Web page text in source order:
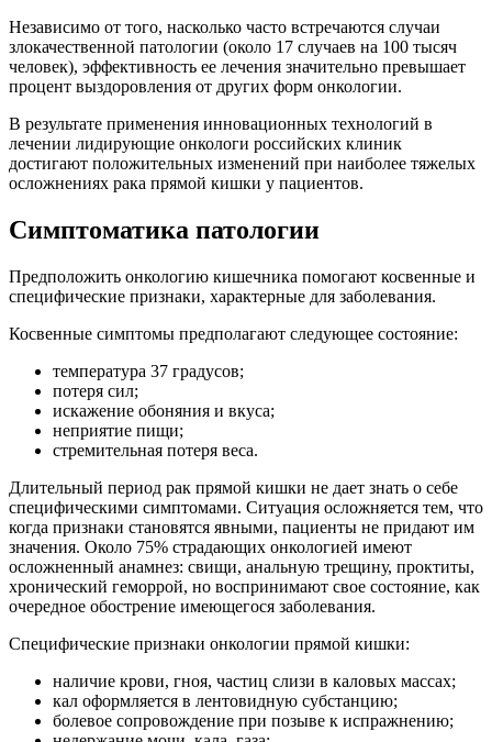
Независимо от того, насколько часто встречаются случаи
злокачественной патологии (около 17 случаев на 100 тысяч
человек), эффективность ее лечения значительно превышает
процент выздоровления от других форм онкологии.
В результате применения инновационных технологий в
лечении лидирующие онкологи российских клиник
достигают положительных изменений при наиболее тяжелых
осложнениях рака прямой кишки у пациентов.
Симптоматика патологии
Предположить онкологию кишечника помогают косвенные и
специфические признаки, характерные для заболевания.
Косвенные симптомы предполагают следующее состояние:
температура 37 градусов;
потеря сил;
искажение обоняния и вкуса;
неприятие пищи;
стремительная потеря веса.
Длительный период рак прямой кишки не дает знать о себе
специфическими симптомами. Ситуация осложняется тем, что
когда признаки становятся явными, пациенты не придают им
значения. Около 75% страдающих онкологией имеют
осложненный анамнез: свищи, анальную трещину, проктиты,
хронический геморрой, но воспринимают свое состояние, как
очередное обострение имеющегося заболевания.
Специфические признаки онкологии прямой кишки:
наличие крови, гноя, частиц слизи в каловых массах;
кал оформляется в лентовидную субстанцию;
болевое сопровождение при позыве к испражнению;